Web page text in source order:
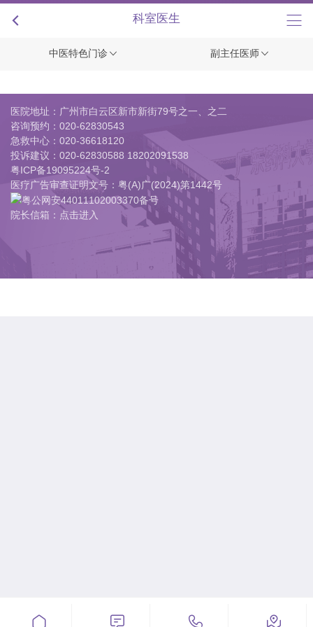
科室医生
中医特色门诊 副主任医师
   
医院地址：广州市白云区新市新街79号之一、之二
咨询预约： 020-62830543
急救中心： 020-36618120
投诉建议： 020-62830588 18202091538
粤ICP备19095224号-2
医疗广告审查证明文号：粤(A)广(2024)第1442号
粤公网安44011102003370备号
院长信箱：点击进入